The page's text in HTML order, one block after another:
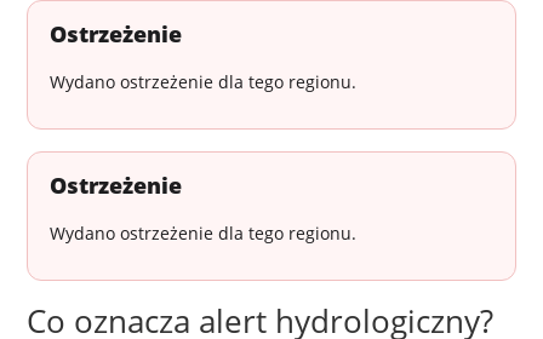
Ostrzeżenie
Wydano ostrzeżenie dla tego regionu.
Ostrzeżenie
Wydano ostrzeżenie dla tego regionu.
Co oznacza alert hydrologiczny?